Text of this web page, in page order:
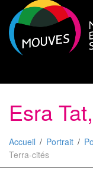
Esra
Accueil Portrait
Terra-cités